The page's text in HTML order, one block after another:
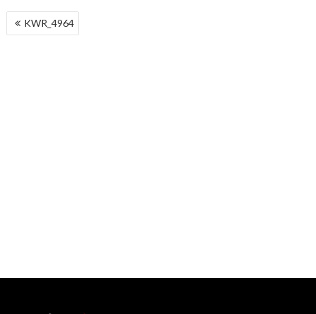
NAWIGACJA
WPISU
KWR_4964